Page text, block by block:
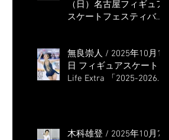
（日）名古屋フィギュア
スケートフェスティバル
無良崇人 / 2025年10月16
日 フィギュアスケート
Life Extra 「2025-2026
木科雄登 / 2025年10月7